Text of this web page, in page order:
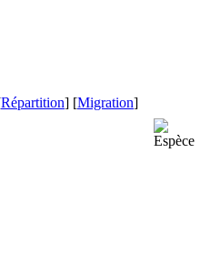
Répartition] [Migration]